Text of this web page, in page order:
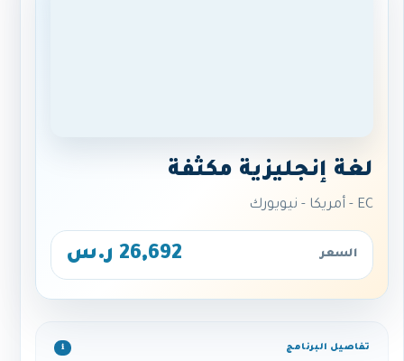
لغة إنجليزية مكثفة
EC - أمريكا - نيويورك
السعر 26,692 ر.س
تفاصيل البرنامج ℹ️